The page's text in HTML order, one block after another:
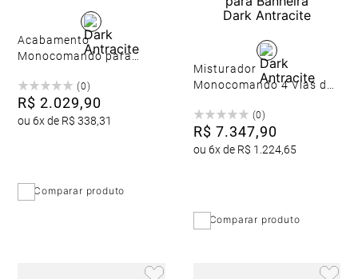
Acabamento
Monocomando para
(0 )
R$ 2.029,90
ou6x de R$ 338,31
Comparar produto
Misturador
Monocomando 4 Vias de
para Banheira Dark
Antracite
(0 )
R$ 7.347,90
ou 6x de R$ 1 224,65
Comparar produto